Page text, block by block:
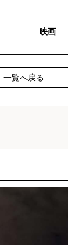
映画
一覧へ戻る